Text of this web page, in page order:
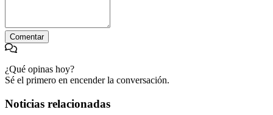
Comentar
¿Qué opinas hoy?
Sé el primero en encender la conversación.
Noticias relacionadas